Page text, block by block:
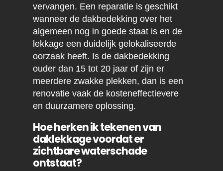
vervangen. Een reparatie is geschikt
wanneer de dakbedekking over het
algemeen nog in goede staat is en de
lekkage een duidelijk gelokaliseerde
oorzaak heeft. Is de dakbedekking
ouder dan 15 tot 20 jaar of zijn er
meerdere zwakke plekken, dan is een
renovatie vaak de kosteneffectievere
en duurzamere oplossing.
Hoe herken ik tekenen van
daklekkage voordat er
zichtbare waterschade
ontstaat?